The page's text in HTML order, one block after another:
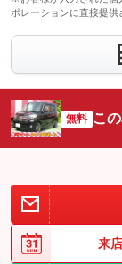
ポレーションに直接提供
無料 こ
来